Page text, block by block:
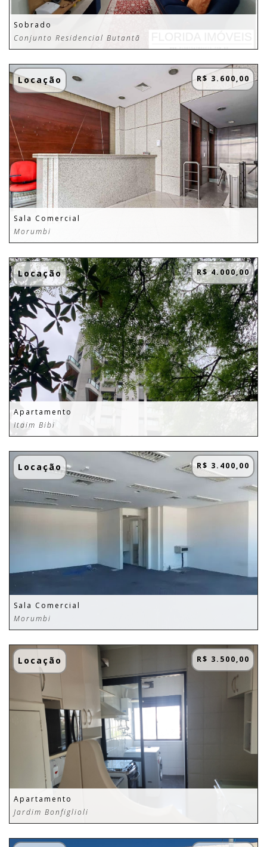
Sobrado
Conjunto Residencial Butantã
Locação R$ 3.600,00
Sala Comercial
Morumbi
Locação R$ 4.000,00
Apartamento
Itaim Bibi
Locação R$ 3.400,00
Sala Comercial
Morumbi
Locação R$ 3.500,00
Apartamento
Jardim Bonfiglioli